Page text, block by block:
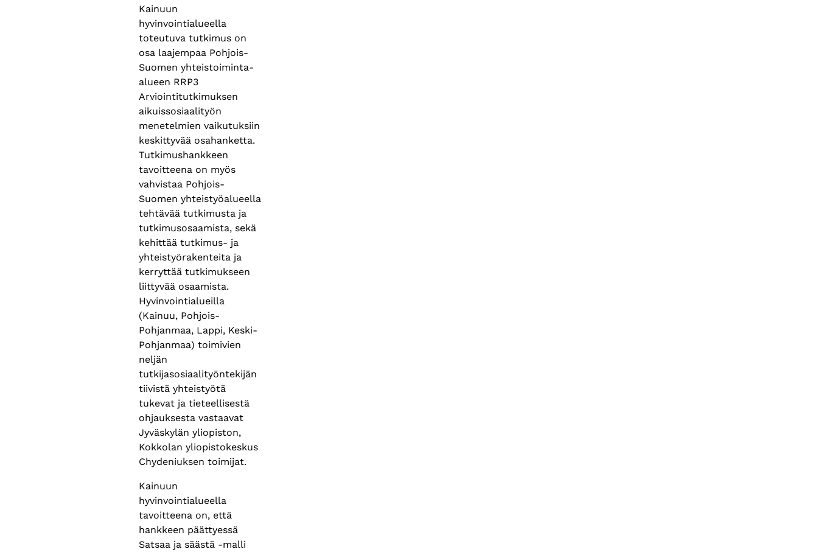
Kainuun
hyvinvointialueella
toteutuva tutkimus on
osa laajempaa Pohjois-
Suomen yhteistoiminta-
alueen RRP3
Arviointitutkimuksen
aikuissosiaalityön
menetelmien vaikutuksiin
keskittyvää osahanketta.
Tutkimushankkeen
tavoitteena on myös
vahvistaa Pohjois-
Suomen yhteistyöalueella
tehtävää tutkimusta ja
tutkimusosaamista, sekä
kehittää tutkimus- ja
yhteistyörakenteita ja
kerryttää tutkimukseen
liittyvää osaamista.
Hyvinvointialueilla
(Kainuu, Pohjois-
Pohjanmaa, Lappi, Keski-
Pohjanmaa) toimivien
neljän
tutkijasosiaalityöntekijän
tiivistä yhteistyötä
tukevat ja tieteellisestä
ohjauksesta vastaavat
Jyväskylän yliopiston,
Kokkolan yliopistokeskus
Chydeniuksen toimijat.
Kainuun
hyvinvointialueella
tavoitteena on, että
hankkeen päättyessä
Satsaa ja säästä -malli